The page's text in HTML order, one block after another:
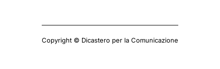
Copyright © Dicastero per la Comunicazione